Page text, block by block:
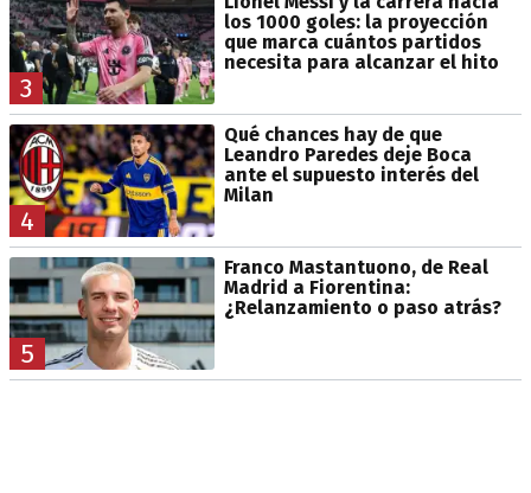
3
los 1000 goles: la proyección
que marca cuántos partidos
necesita para alcanzar el hito
4
Qué chances hay de que
Leandro Paredes deje Boca
ante el supuesto interés del
Milan
5
Franco Mastantuono, de Real
Madrid a Fiorentina:
¿Relanzamiento o paso atrás?